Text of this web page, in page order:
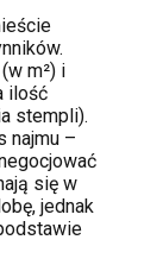
m²) i
ilość
stempli).
najmu –
się w
jednak